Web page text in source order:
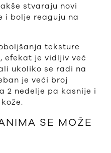
stvaraju novi
i bolje reaguju na
teksture
efekat je vidljiv već
ukoliko se radi na
je veći broj
2 nedelje pa kasnije i
SE MOŽE